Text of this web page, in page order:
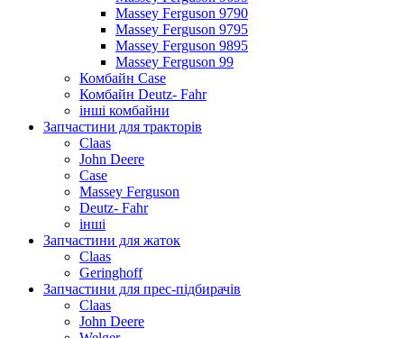
Massey Ferguson 9790
Massey Ferguson 9795
Massey Ferguson 9895
Massey Ferguson 99
Комбайн Case
Комбайн Deutz- Fahr
інші комбайни
Запчастини для тракторів
Claas
John Deere
Case
Massey Ferguson
Deutz- Fahr
інші
Запчастини для жаток
Claas
Geringhoff
Запчастини для прес-підбирачів
Claas
John Deere